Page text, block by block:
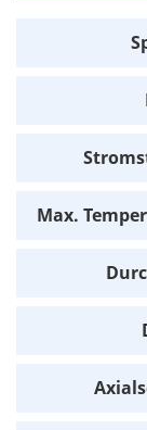
Max.